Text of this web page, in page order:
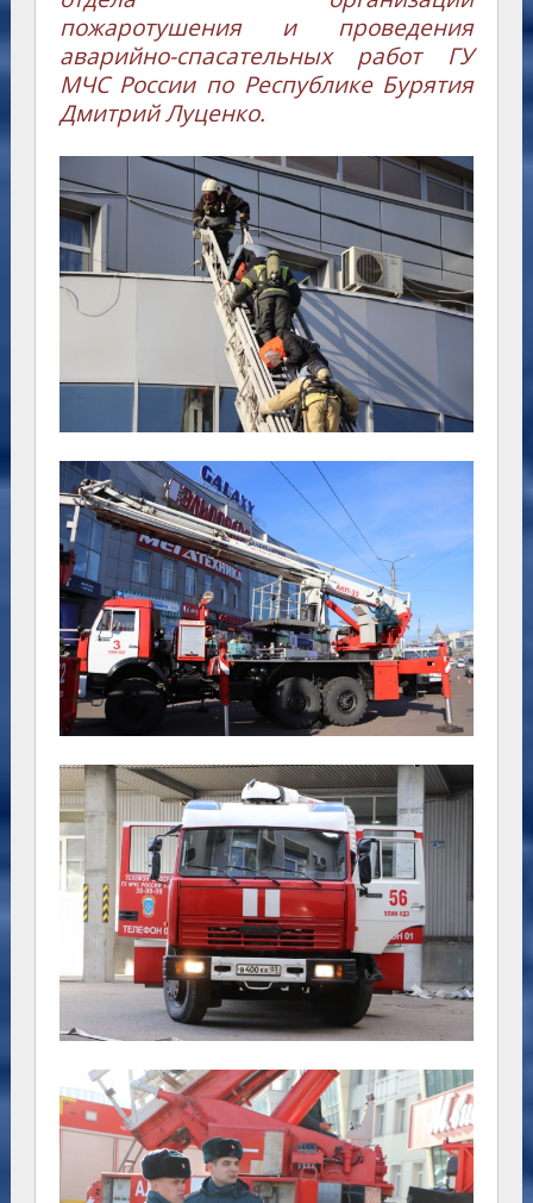
пожаротушения и проведения
аварийно-спасательных работ ГУ
МЧС России по Республике Бурятия
Дмитрий Луценко.